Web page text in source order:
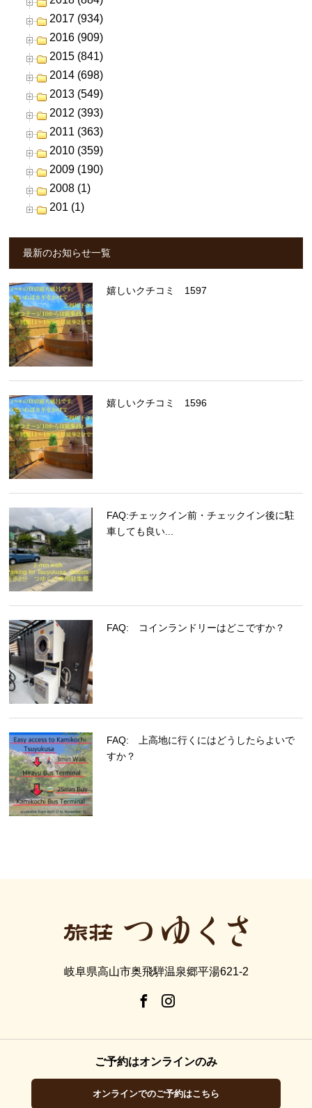
2017 (934)
2016 (909)
2015 (841)
2014 (698)
2013 (549)
2012 (393)
2011 (363)
2010 (359)
2009 (190)
2008 (1)
201 (1)
最新のお知らせ一覧
嬉しいクチコミ 1597
嬉しいクチコミ 1596
FAQ:チェックイン前・チェックイン後に駐
車しても良い...
FAQ: コインランドリーはどこですか？
FAQ: 上高地に行くにはどうしたらよいで
すか？
岐阜県高山市奥飛騨温泉郷平湯621-2
ご予約はオンラインのみ
オンラインでのご予約はこちら